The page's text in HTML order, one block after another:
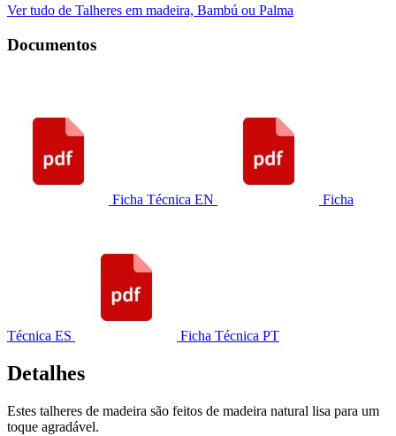
Ver tudo de Talheres em madeira, Bambú ou Palma
Documentos
Ficha Técnica EN Ficha
Técnica ES Ficha Técnica PT
Detalhes
Estes talheres de madeira são feitos de madeira natural lisa para um
toque agradável.